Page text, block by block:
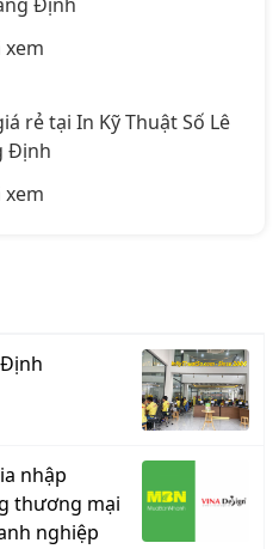
xem
rẻ tại In Kỹ Thuật Số Lê
Định
xem
nhập
thương mại
nghiệp